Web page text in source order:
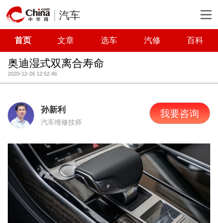
汽车
首页 文章 选车 汽修 百科
奥迪湿式双离合寿命
2020-12-26 12:52:46
孙新利
汽车维修技师
我要咨询